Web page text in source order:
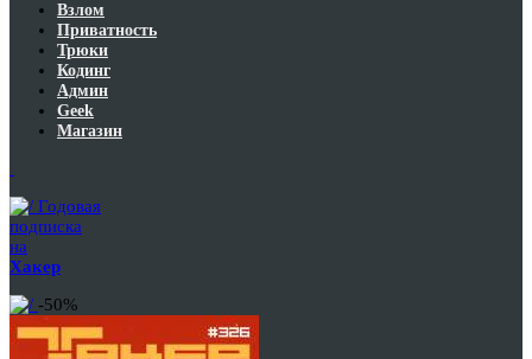
Взлом
Приватность
Трюки
Кодинг
Админ
Geek
Магазин
Годовая
подписка
на
Хакер
-50%